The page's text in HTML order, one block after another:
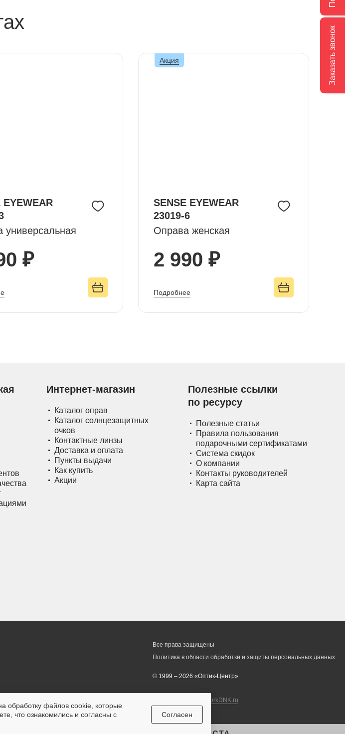
EYEWEAR
универсальная
₽
SENSE EYEWEAR
23019-6
Оправа женская
2 990 ₽
Подробнее
Акция
Интернет-магазин
Каталог оправ
Каталог солнцезащитных
очков
Контактные линзы
Доставка и оплата
Пункты выдачи
Как купить
Акции
Полезные ссылки
по ресурсу
Полезные статьи
Правила пользования
подарочными сертификатами
Система скидок
О компании
Контакты руководителей
Карта сайта
Все права защищены
Политика в области обработки и защиты персональных данных
© 1999 – 2026 «Оптик-Центр»
workDNK.ru
Заказать звонок
обработку файлов cookie, которые
что ознакомились и согласны с
Согласен